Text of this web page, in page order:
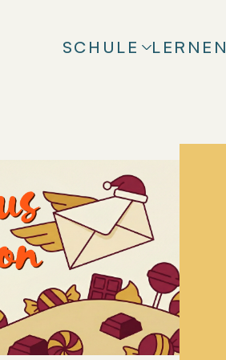
SCHULE LERNEN